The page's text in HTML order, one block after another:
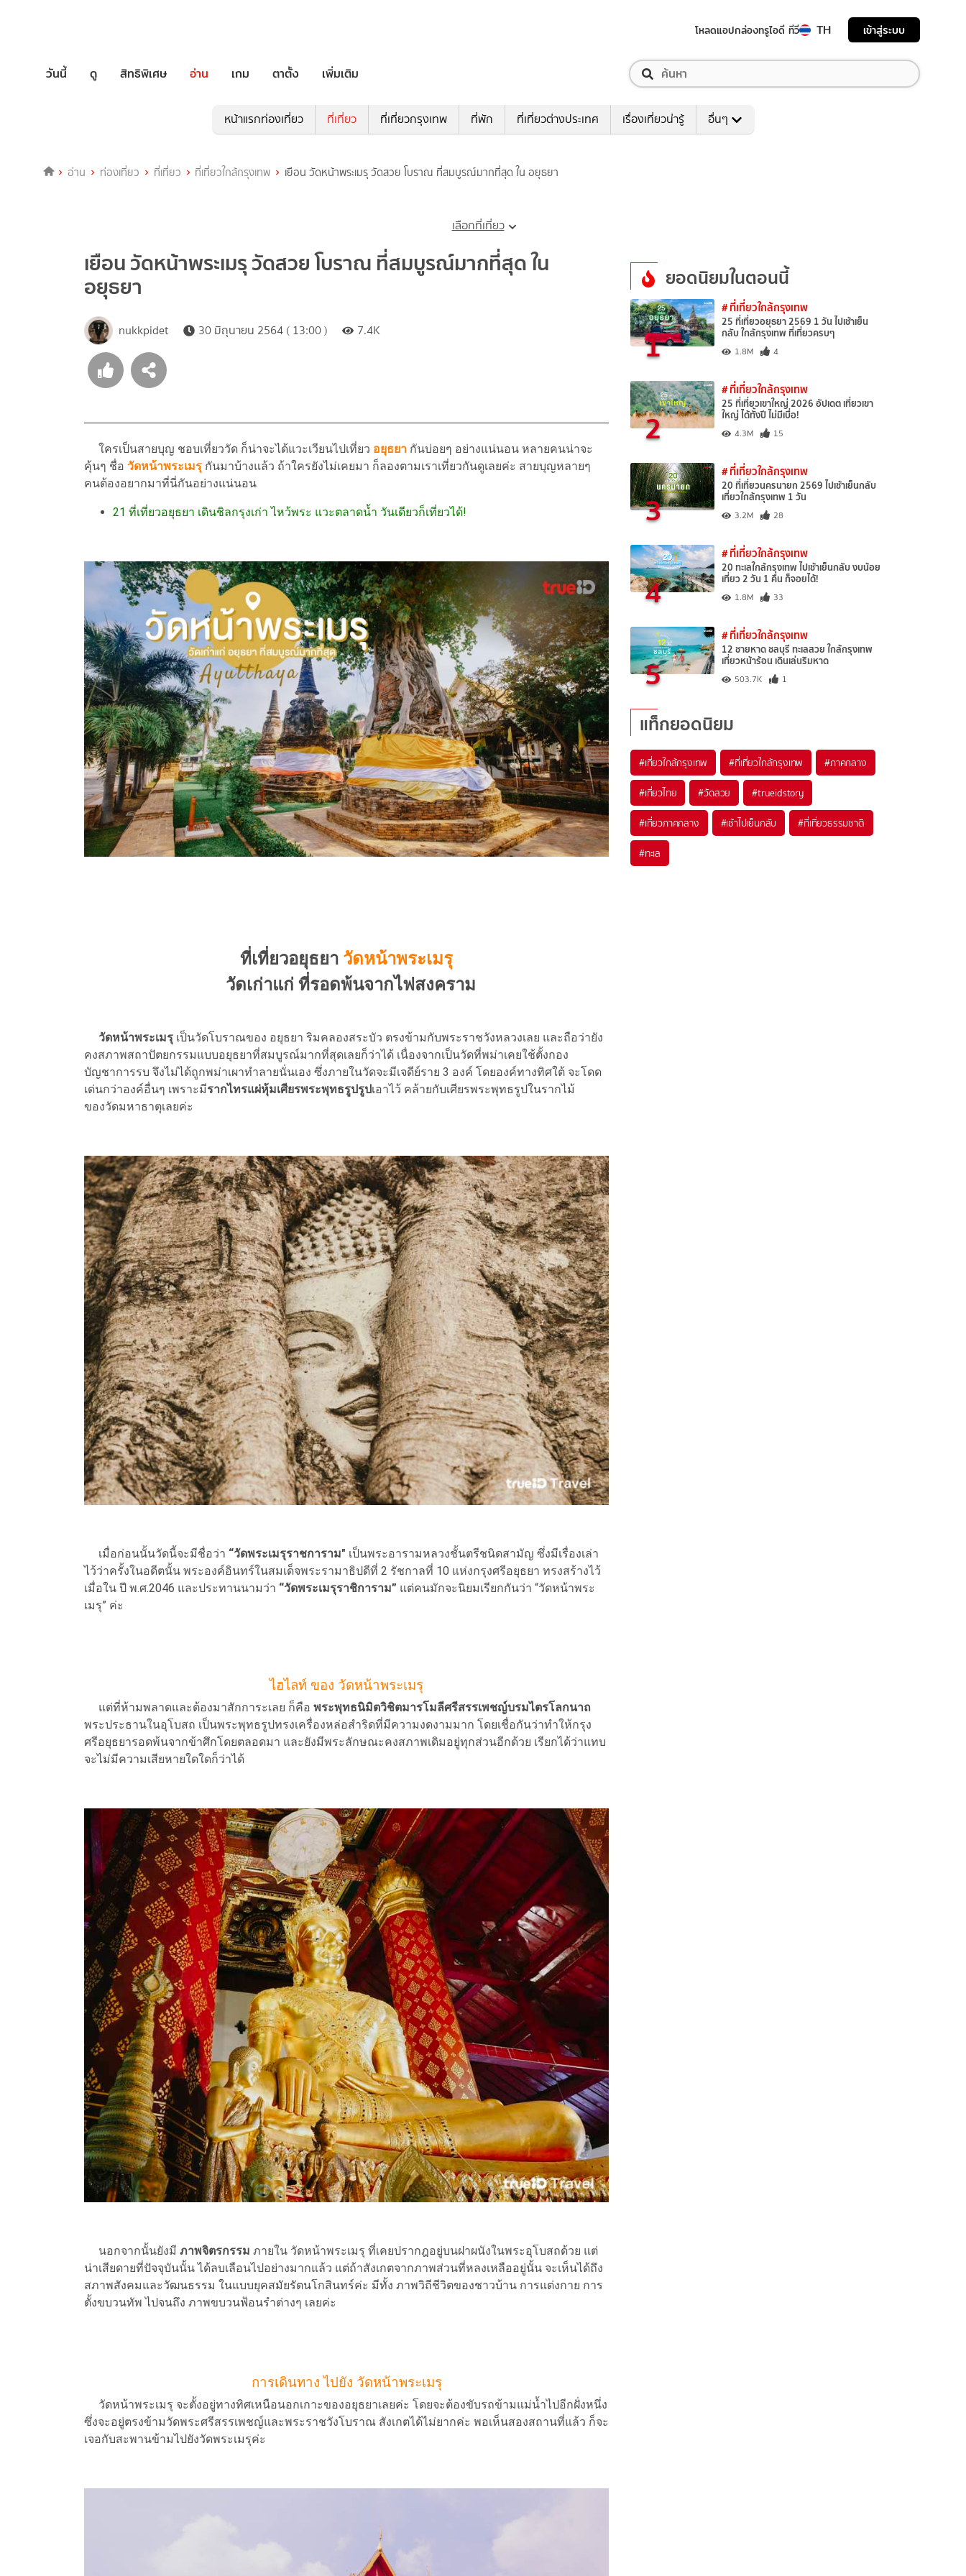
โหลดแอปกล่องทรูไอดี ทีวี TH เข้าสู่ระบบ
วันนี้ ดู สิทธิพิเศษ อ่าน เกม ตาตั้ง เพิ่มเติม
หน้าแรกท่องเที่ยว ที่เที่ยว ที่เที่ยวกรุงเทพ ที่พัก ที่เที่ยวต่างประเทศ เรื่องเที่ยวน่ารู้ อื่นๆ
อ่าน ท่องเที่ยว ที่เที่ยว ที่เที่ยวใกล้กรุงเทพ เยือน วัดหน้าพระเมรุ วัดสวย โบราณ ที่สมบูรณ์มากที่สุด ใน อยุธยา
เลือกที่เที่ยว
เยือน วัดหน้าพระเมรุ วัดสวย โบราณ ที่สมบูรณ์มากที่สุด ใน
อยุธยา
nukkpidet 30 มิถุนายน 2564 ( 13:00 ) 7.4K
ใครเป็นสายบุญ ชอบเที่ยววัด ก็น่าจะได้แวะเวียนไปเที่ยว อยุธยา กันบ่อยๆ อย่างแน่นอน หลายคนน่าจะ
คุ้นๆ ชื่อ วัดหน้าพระเมรุ กันมาบ้างแล้ว ถ้าใครยังไม่เคยมา ก็ลองตามเราเที่ยวกันดูเลยค่ะ สายบุญหลายๆ
คนต้องอยากมาที่นี่กันอย่างแน่นอน
21 ที่เที่ยวอยุธยา เดินชิลกรุงเก่า ไหว้พระ แวะตลาดน้ำ วันเดียวก็เที่ยวได้!
ที่เที่ยวอยุธยา วัดหน้าพระเมรุ
วัดเก่าแก่ ที่รอดพ้นจากไฟสงคราม
วัดหน้าพระเมรุ เป็นวัดโบราณของ อยุธยา ริมคลองสระบัว ตรงข้ามกับพระราชวังหลวงเลย และถือว่ายัง
คงสภาพสถาปัตยกรรมแบบอยุธยาที่สมบูรณ์มากที่สุดเลยก็ว่าได้ เนื่องจากเป็นวัดที่พม่าเคยใช้ตั้งกอง
บัญชาการรบ จึงไม่ได้ถูกพม่าเผาทำลายนั่นเอง ซึ่งภายในวัดจะมีเจดีย์ราย 3 องค์ โดยองค์ทางทิศใต้ จะโดด
เด่นกว่าองค์อื่นๆ เพราะมีรากไทรแผ่หุ้มเศียรพระพุทธรูปรูปเอาไว้ คล้ายกับเศียรพระพุทธรูปในรากไม้
ของวัดมหาธาตุเลยค่ะ
เมื่อก่อนนั้นวัดนี้จะมีชื่อว่า “วัดพระเมรุราชการาม" เป็นพระอารามหลวงชั้นตรีชนิดสามัญ ซึ่งมีเรื่องเล่า
ไว้ว่าครั้งในอดีตนั้น พระองค์อินทร์ในสมเด็จพระรามาธิปดีที่ 2 รัชกาลที่ 10 แห่งกรุงศรีอยุธยา ทรงสร้างไว้
เมื่อใน ปี พ.ศ.2046 และประทานนามว่า “วัดพระเมรุราชิการาม” แต่คนมักจะนิยมเรียกกันว่า “วัดหน้าพระ
เมรุ” ค่ะ
ไฮไลท์ ของ วัดหน้าพระเมรุ
แต่ที่ห้ามพลาดและต้องมาสักการะเลย ก็คือ พระพุทธนิมิตวิชิตมารโมลีศรีสรรเพชญ์บรมไตรโลกนาถ
พระประธานในอุโบสถ เป็นพระพุทธรูปทรงเครื่องหล่อสำริดที่มีความงดงามมาก โดยเชื่อกันว่าทำให้กรุง
ศรีอยุธยารอดพ้นจากข้าศึกโดยตลอดมา และยังมีพระลักษณะคงสภาพเดิมอยู่ทุกส่วนอีกด้วย เรียกได้ว่าแทบ
จะไม่มีความเสียหายใดใดก็ว่าได้
นอกจากนั้นยังมี ภาพจิตรกรรม ภายใน วัดหน้าพระเมรุ ที่เคยปรากฎอยู่บนฝาผนังในพระอุโบสถด้วย แต่
น่าเสียดายที่ปัจจุบันนั้น ได้ลบเลือนไปอย่างมากแล้ว แต่ถ้าสังเกตจากภาพส่วนที่หลงเหลืออยู่นั้น จะเห็นได้ถึง
สภาพสังคมและวัฒนธรรม ในแบบยุคสมัยรัตนโกสินทร์ค่ะ มีทั้ง ภาพวิถีชีวิตของชาวบ้าน การแต่งกาย การ
ตั้งขบวนทัพ ไปจนถึง ภาพขบวนฟ้อนรำต่างๆ เลยค่ะ
การเดินทาง ไปยัง วัดหน้าพระเมรุ
วัดหน้าพระเมรุ จะตั้งอยู่ทางทิศเหนือนอกเกาะของอยุธยาเลยค่ะ โดยจะต้องขับรถข้ามแม่น้ำไปอีกฝั่งหนึ่ง
ซึ่งจะอยู่ตรงข้ามวัดพระศรีสรรเพชญ์และพระราชวังโบราณ สังเกตได้ไม่ยากค่ะ พอเห็นสองสถานที่แล้ว ก็จะ
เจอกับสะพานข้ามไปยังวัดพระเมรุค่ะ
ยอดนิยมในตอนนี้
1
# ที่เที่ยวใกล้กรุงเทพ
25 ที่เที่ยวอยุธยา 2569 1 วัน ไปเช้าเย็น
กลับ ใกล้กรุงเทพ ที่เที่ยวครบๆ
1.8M 4
2
# ที่เที่ยวใกล้กรุงเทพ
25 ที่เที่ยวเขาใหญ่ 2026 อัปเดต เที่ยวเขา
ใหญ่ ได้ทั้งปี ไม่มีเบื่อ!
4.3M 15
3
# ที่เที่ยวใกล้กรุงเทพ
20 ที่เที่ยวนครนายก 2569 ไปเช้าเย็นกลับ
เที่ยวใกล้กรุงเทพ 1 วัน
3.2M 28
4
# ที่เที่ยวใกล้กรุงเทพ
20 ทะเลใกล้กรุงเทพ ไปเช้าเย็นกลับ งบน้อย
เที่ยว 2 วัน 1 คืน ก็จอยได้!
1.8M 33
5
# ที่เที่ยวใกล้กรุงเทพ
12 ชายหาด ชลบุรี ทะเลสวย ใกล้กรุงเทพ
เที่ยวหน้าร้อน เดินเล่นริมหาด
503.7K 1
แท็กยอดนิยม
#เที่ยวใกล้กรุงเทพ #ที่เที่ยวใกล้กรุงเทพ #ภาคกลาง
#เที่ยวไทย #วัดสวย #trueidstory
#เที่ยวภาคกลาง #เช้าไปเย็นกลับ #ที่เที่ยวธรรมชาติ
#ทะเล